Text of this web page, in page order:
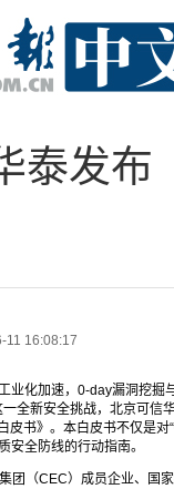
泰发布
11 16:08:17
业化加速，0-day漏洞挖掘
全新安全挑战，北京可信
皮书》。本白皮书不仅是
安全防线的行动指南。
团（CEC）成员企业、国